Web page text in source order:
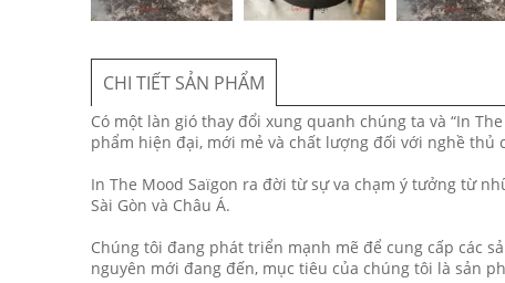
CHI TIẾT SẢN PHẨM
Có một làn gió thay đổi xung quanh chúng ta và “In
phẩm hiện đại, mới mẻ và chất lượng đối với nghề thủ
In The Mood Saïgon ra đời từ sự va chạm ý tưởng từ
Sài Gòn và Châu Á.
Chúng tôi đang phát triển mạnh mẽ để cung cấp các
nguyên mới đang đến, mục tiêu của chúng tôi là sản